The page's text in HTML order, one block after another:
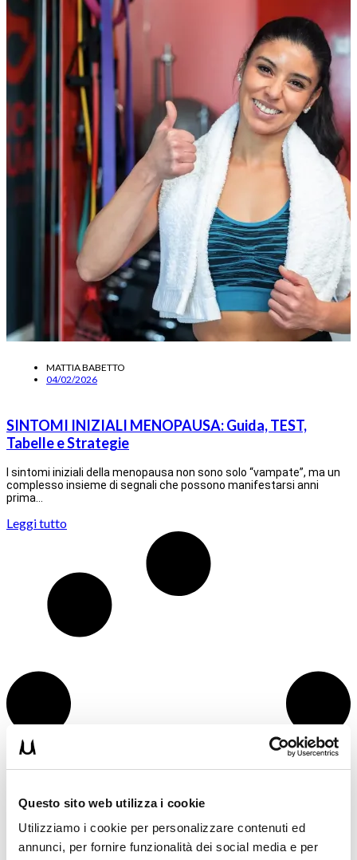
Questo sito web utilizza i cookie
Utilizziamo i cookie per personalizzare contenuti ed
annunci, per fornire funzionalità dei social media e per
MATTIA BABETTO
04/02/2026
SINTOMI INIZIALI MENOPAUSA: Guida, TEST,
Tabelle e Strategie
I sintomi iniziali della menopausa non sono solo “vampate”, ma un
complesso insieme di segnali che possono manifestarsi anni
prima…
Leggi tutto